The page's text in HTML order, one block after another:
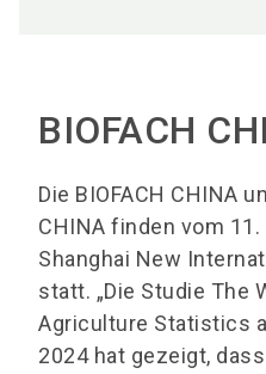
BIOFACH
Die BIOFACH CHINA
CHINA finden vom
Shanghai New
statt. „Die Studie The
Agriculture Statistics
2024 hat gezeigt,